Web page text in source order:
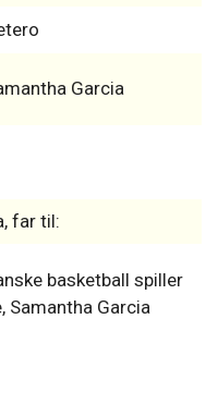
Garcia
far til:
basketball spiller
Samantha Garcia